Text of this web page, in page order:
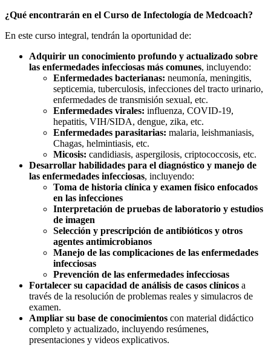
¿Qué encontrarán en el Curso de Infectología de Medcoach?
En este curso integral, tendrán la oportunidad de:
Adquirir un conocimiento profundo y actualizado sobre
las enfermedades infecciosas más comunes, incluyendo:
Enfermedades bacterianas: neumonía, meningitis,
septicemia, tuberculosis, infecciones del tracto urinario,
enfermedades de transmisión sexual, etc.
Enfermedades virales: influenza, COVID-19,
hepatitis, VIH/SIDA, dengue, zika, etc.
Enfermedades parasitarias: malaria, leishmaniasis,
Chagas, helmintiasis, etc.
Micosis: candidiasis, aspergilosis, criptococcosis, etc.
Desarrollar habilidades para el diagnóstico y manejo de
las enfermedades infecciosas, incluyendo:
Toma de historia clínica y examen físico enfocados
en las infecciones
Interpretación de pruebas de laboratorio y estudios
de imagen
Selección y prescripción de antibióticos y otros
agentes antimicrobianos
Manejo de las complicaciones de las enfermedades
infecciosas
Prevención de las enfermedades infecciosas
Fortalecer su capacidad de análisis de casos clínicos a
través de la resolución de problemas reales y simulacros de
examen.
Ampliar su base de conocimientos con material didáctico
completo y actualizado, incluyendo resúmenes,
presentaciones y videos explicativos.